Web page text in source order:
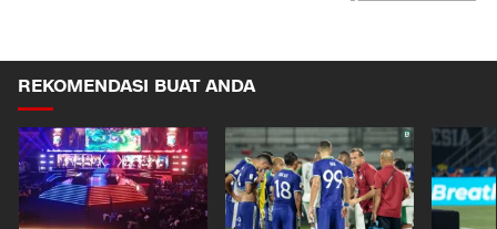
REKOMENDASI BUAT ANDA